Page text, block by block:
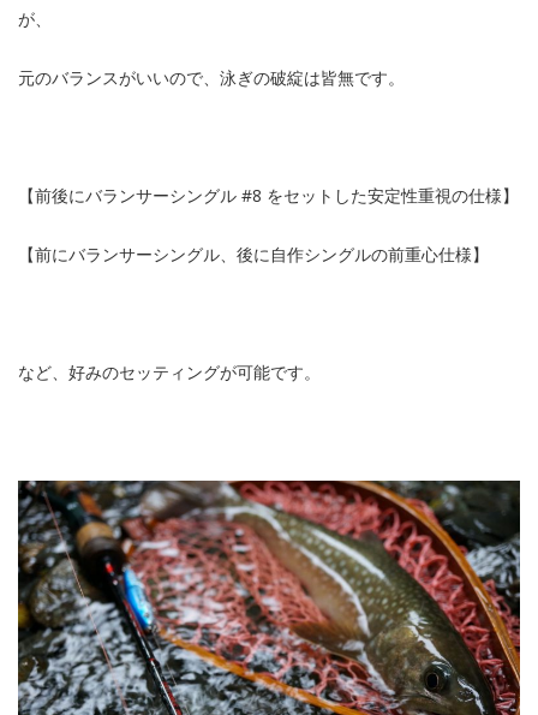
が、
元のバランスがいいので、泳ぎの破綻は皆無です。
【前後にバランサーシングル #8 をセットした安定性重視の仕様】
【前にバランサーシングル、後に自作シングルの前重心仕様】
など、好みのセッティングが可能です。